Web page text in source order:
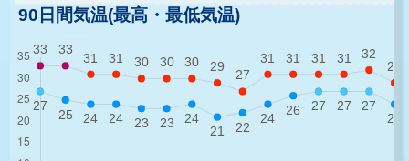
90日間気温(最高・最低気温)